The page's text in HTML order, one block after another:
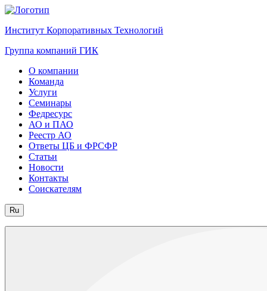
Институт Корпоративных Технологий
Группа компаний ГИК
О компании
Команда
Услуги
Семинары
Федресурс
АО и ПАО
Реестр АО
Ответы ЦБ и ФРСФР
Статьи
Новости
Контакты
Соискателям
Ru